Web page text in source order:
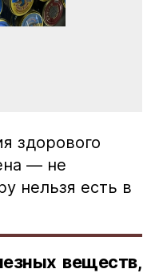
здорового
— не
нельзя есть в
веществ,